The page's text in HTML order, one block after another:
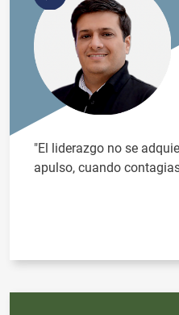
"El liderazgo no se
apulso, cuando